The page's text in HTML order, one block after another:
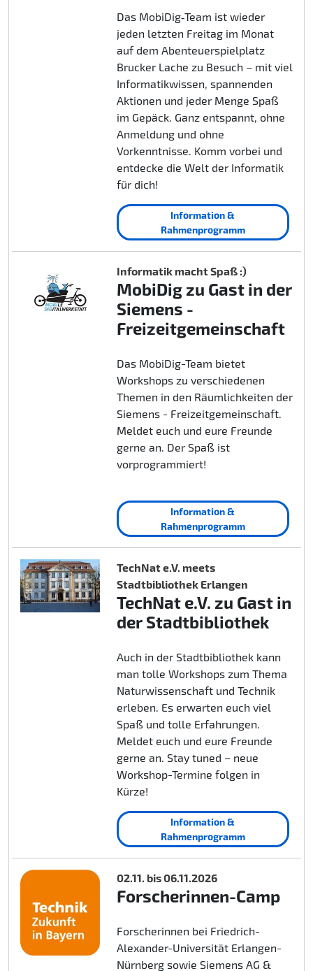
Das MobiDig‑Team ist wieder
jeden letzten Freitag im Monat
auf dem Abenteuerspielplatz
Brucker Lache zu Besuch – mit viel
Informatikwissen, spannenden
Aktionen und jeder Menge Spaß
im Gepäck. Ganz entspannt, ohne
Anmeldung und ohne
Vorkenntnisse. Komm vorbei und
entdecke die Welt der Informatik
für dich!
Information &
Rahmenprogramm
Informatik macht Spaß :)
MobiDig zu Gast in der
Siemens -
Freizeitgemeinschaft
Das MobiDig-Team bietet
Workshops zu verschiedenen
Themen in den Räumlichkeiten der
Siemens - Freizeitgemeinschaft.
Meldet euch und eure Freunde
gerne an. Der Spaß ist
vorprogrammiert!
Information &
Rahmenprogramm
TechNat e.V. meets
Stadtbibliothek Erlangen
TechNat e.V. zu Gast in
der Stadtbibliothek
Auch in der Stadtbibliothek kann
man tolle Workshops zum Thema
Naturwissenschaft und Technik
erleben. Es erwarten euch viel
Spaß und tolle Erfahrungen.
Meldet euch und eure Freunde
gerne an. Stay tuned – neue
Workshop-Termine folgen in
Kürze!
Information &
Rahmenprogramm
02.11. bis 06.11.2026
Forscherinnen-Camp
Forscherinnen bei Friedrich-
Alexander-Universität Erlangen-
Nürnberg sowie Siemens AG &